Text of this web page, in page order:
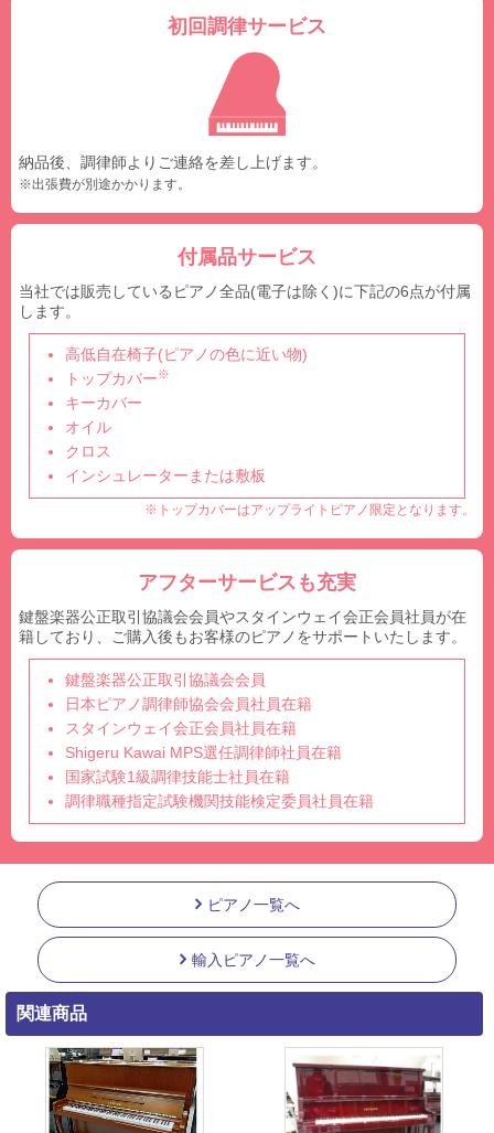
初回調律サービス
納品後、調律師よりご連絡を差し上げます。
※出張費が別途かかります。
付属品サービス
当社では販売しているピアノ全品(電子は除く)に下記の6点が付属
します。
高低自在椅子(ピアノの色に近い物)
トップカバー※
キーカバー
オイル
クロス
インシュレーターまたは敷板
※トップカバーはアップライトピアノ限定となります。
アフターサービスも充実
鍵盤楽器公正取引協議会会員やスタインウェイ会正会員社員が在
籍しており、ご購入後もお客様のピアノをサポートいたします。
鍵盤楽器公正取引協議会会員
日本ピアノ調律師協会会員社員在籍
スタインウェイ会正会員社員在籍
Shigeru Kawai MPS選任調律師社員在籍
国家試験1級調律技能士社員在籍
調律職種指定試験機関技能検定委員社員在籍
ピアノ一覧へ
輸入ピアノ一覧へ
関連商品